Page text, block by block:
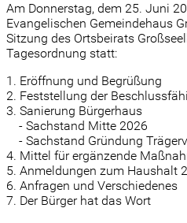
Am Donnerstag, dem 25. Juni
Evangelischen Gemeindehaus
Sitzung des Ortsbeirats
Tagesordnung statt:
1. Eröffnung und Begrüßung
2. Feststellung der
3. Sanierung Bürgerhaus
- Sachstand Mitte 2026
- Sachstand Gründung
4. Mittel für ergänzende
5. Anmeldungen zum Haushalt
6. Anfragen und Verschiedenes
7. Der Bürger hat das Wort